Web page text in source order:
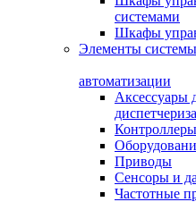
системами
Шкафы
Элементы
автоматизации
Аксессуары
Контроллеры
Приводы
Сенсоры и
Частотные